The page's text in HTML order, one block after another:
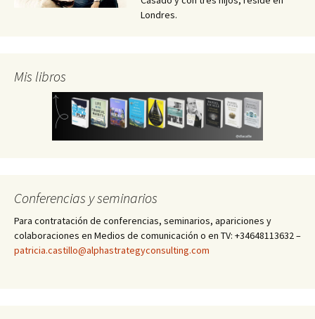
Londres.
Mis libros
Conferencias y seminarios
Para contratación de conferencias, seminarios, apariciones y
colaboraciones en Medios de comunicación o en TV: +34648113632 –
patricia.castillo@alphastrategyconsulting.com